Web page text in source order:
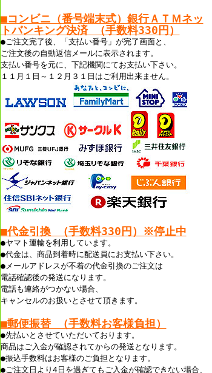
■コンビニ（番号端末式）銀行ＡＴＭネッ
トバンキング決済 （手数料330円）
●ご注文完了後、「支払い番号」が完了画面と、
ご注文後の自動返信メールに表示されます。
支払い番号を元に、下記機関にてお支払い下さい。
１１月１日～１２月３１日はご利用出来ません。
■代金引換 （手数料330円）※停止中
●ヤマト運輸を利用しています。
●代金は、商品到着時に配送員にお支払い下さい。
●メールアドレスが不着の代金引換のご注文は
電話確認後の発送になります。
電話も連絡がつかない場合、
キャンセルのお扱いとさせて頂きます。
■郵便振替 （手数料お客様負担）
●先払いとさせていただいております。
商品はご入金が確認されてからの発送となります。
●振込手数料はお客様のご負担となります。
●ご注文日より4日を過ぎてもご入金が確認できない場合、